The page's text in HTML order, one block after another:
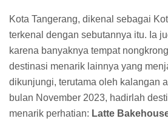
Kota Tangerang, dikenal sebagai
terkenal dengan sebutannya itu. Ia
karena banyaknya tempat
destinasi menarik lainnya yang
dikunjungi, terutama oleh kalangan
bulan November 2023, hadirlah
menarik perhatian: Latte